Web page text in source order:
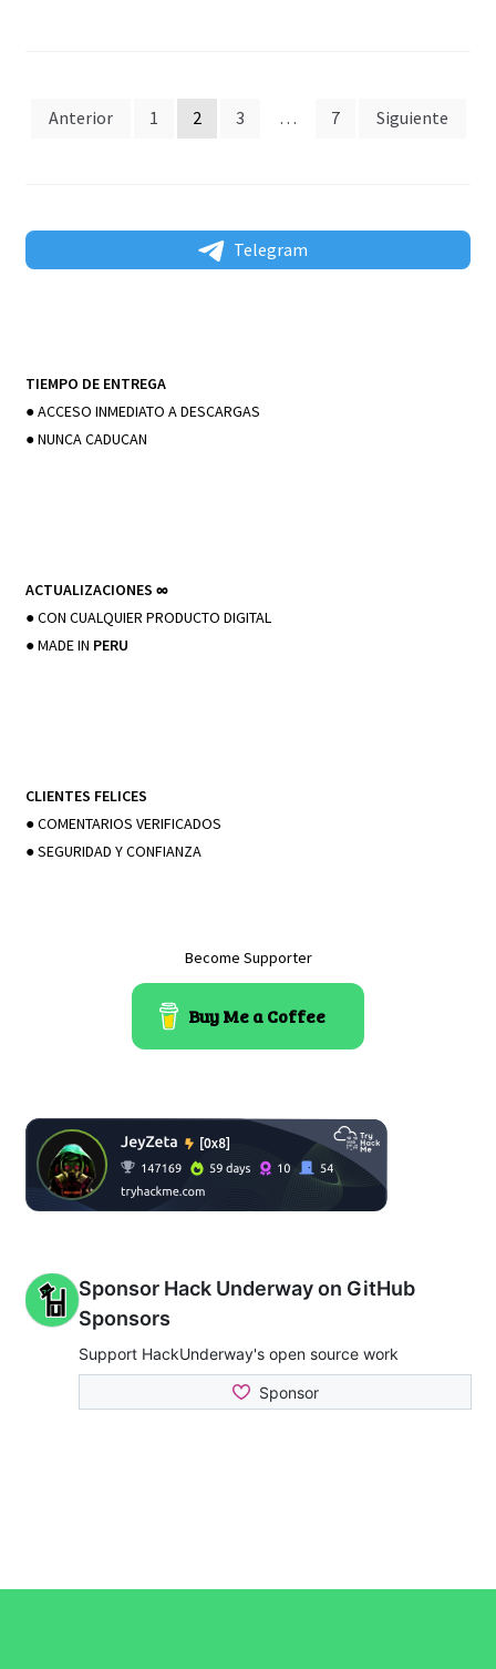
Paginación
entradas
Anterior 1 2 3 … 7 Siguiente
Telegram
TIEMPO DE ENTREGA
● ACCESO INMEDIATO A DESCARGAS
● NUNCA CADUCAN
ACTUALIZACIONES ∞
● CON CUALQUIER PRODUCTO DIGITAL
● MADE IN PERU
CLIENTES FELICES
● COMENTARIOS VERIFICADOS
● SEGURIDAD Y CONFIANZA
Become Supporter
Buy Me a Coffee